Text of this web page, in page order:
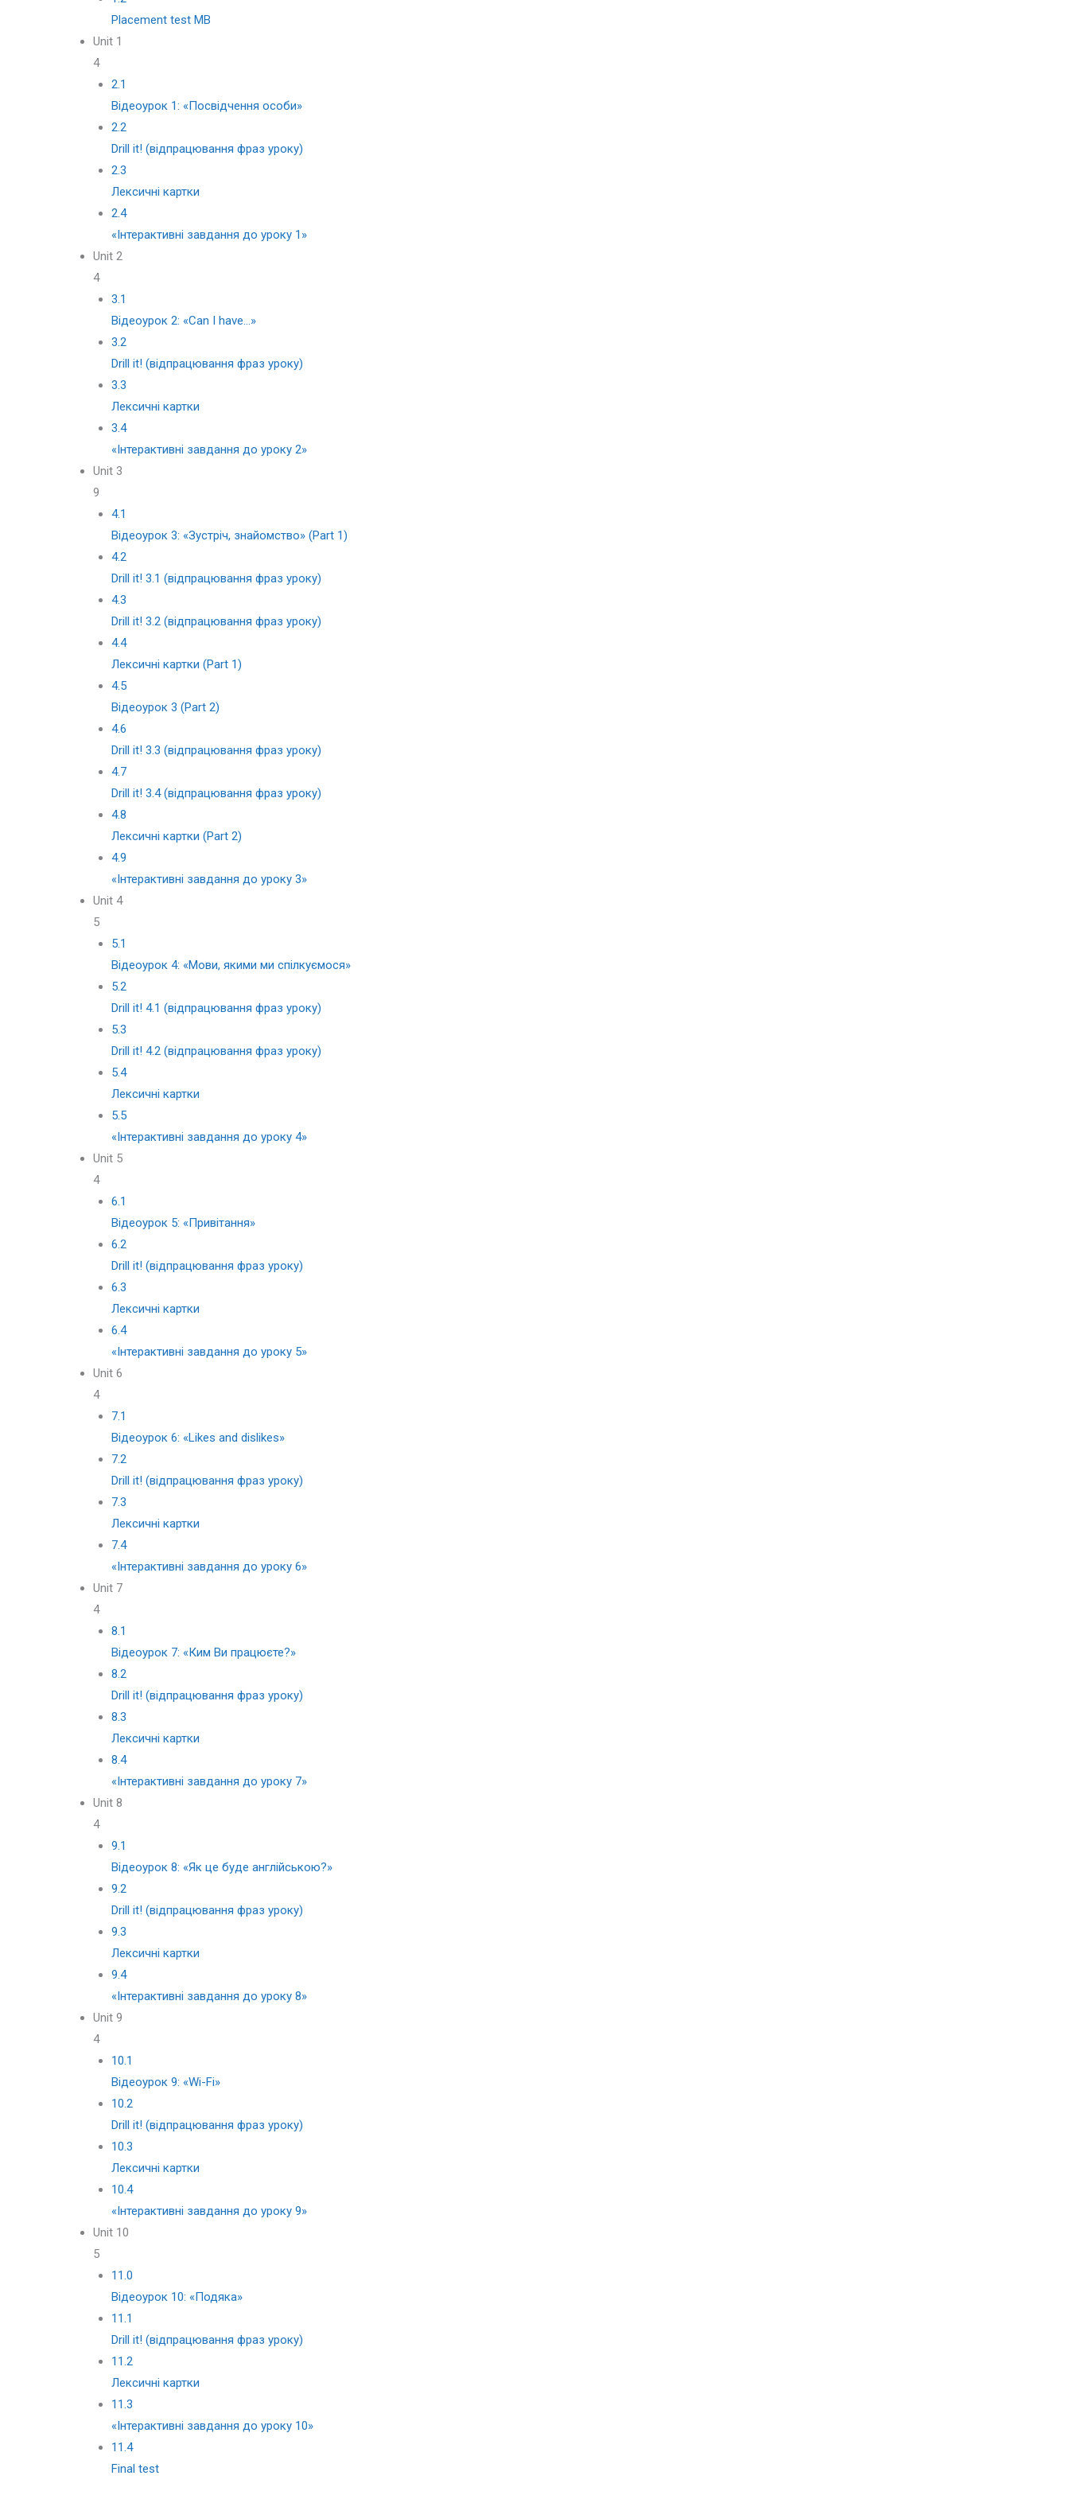
Placement test MB
Unit 1
4
2.1
Відеоурок 1: «Посвідчення особи»
2.2
Drill it! (відпрацювання фраз уроку)
2.3
Лексичні картки
2.4
«Iнтерактивні завдання до уроку 1»
Unit 2
4
3.1
Відеоурок 2: «Can I have…»
3.2
Drill it! (відпрацювання фраз уроку)
3.3
Лексичні картки
3.4
«Iнтерактивні завдання до уроку 2»
Unit 3
9
4.1
Відеоурок 3: «Зустріч, знайомство» (Part 1)
4.2
Drill it! 3.1 (відпрацювання фраз уроку)
4.3
Drill it! 3.2 (відпрацювання фраз уроку)
4.4
Лексичні картки (Part 1)
4.5
Відеоурок 3 (Part 2)
4.6
Drill it! 3.3 (відпрацювання фраз уроку)
4.7
Drill it! 3.4 (відпрацювання фраз уроку)
4.8
Лексичні картки (Part 2)
4.9
«Iнтерактивні завдання до уроку 3»
Unit 4
5
5.1
Відеоурок 4: «Мови, якими ми спілкуємося»
5.2
Drill it! 4.1 (відпрацювання фраз уроку)
5.3
Drill it! 4.2 (відпрацювання фраз уроку)
5.4
Лексичні картки
5.5
«Iнтерактивні завдання до уроку 4»
Unit 5
4
6.1
Відеоурок 5: «Привітання»
6.2
Drill it! (відпрацювання фраз уроку)
6.3
Лексичні картки
6.4
«Iнтерактивні завдання до уроку 5»
Unit 6
4
7.1
Відеоурок 6: «Likes and dislikes»
7.2
Drill it! (відпрацювання фраз уроку)
7.3
Лексичні картки
7.4
«Iнтерактивні завдання до уроку 6»
Unit 7
4
8.1
Відеоурок 7: «Ким Ви працюєте?»
8.2
Drill it! (відпрацювання фраз уроку)
8.3
Лексичні картки
8.4
«Iнтерактивні завдання до уроку 7»
Unit 8
4
9.1
Відеоурок 8: «Як це буде англійською?»
9.2
Drill it! (відпрацювання фраз уроку)
9.3
Лексичні картки
9.4
«Iнтерактивні завдання до уроку 8»
Unit 9
4
10.1
Відеоурок 9: «Wi-Fi»
10.2
Drill it! (відпрацювання фраз уроку)
10.3
Лексичні картки
10.4
«Iнтерактивні завдання до уроку 9»
Unit 10
5
11.0
Відеоурок 10: «Подяка»
11.1
Drill it! (відпрацювання фраз уроку)
11.2
Лексичні картки
11.3
«Iнтерактивні завдання до уроку 10»
11.4
Final test